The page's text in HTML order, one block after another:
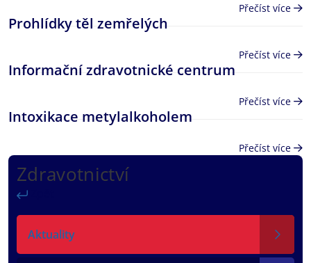
Zdravotnictví
Aktuality
Přečíst více
Prohlídky těl zemřelých
Přečíst více
Informační zdravotnické centrum
Přečíst více
Intoxikace metylalkoholem
Přečíst více